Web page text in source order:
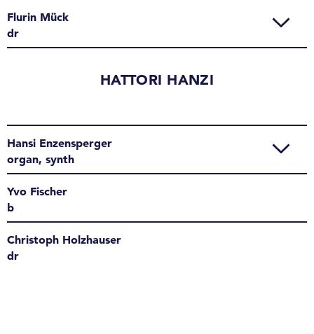
Flurin Mück
dr
HATTORI HANZI
Hansi Enzensperger
organ, synth
Yvo Fischer
b
Christoph Holzhauser
dr